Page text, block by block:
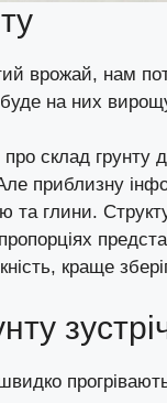
врожай, нам
на них
склад грунту
приблизну
та глини.
краще